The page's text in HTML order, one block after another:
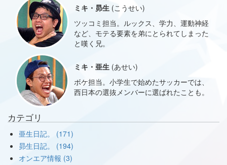
ミキ・昴生 (こうせい)
ツッコミ担当。ルックス、学力、運動神経
など、モテる要素を弟にとられてしまった
と嘆く兄。
ミキ・亜生 (あせい)
ボケ担当。小学生で始めたサッカーでは、
西日本の選抜メンバーに選ばれたことも。
カテゴリ
亜生日記。 (171)
昴生日記。 (194)
オンエア情報 (3)